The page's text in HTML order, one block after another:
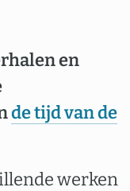
en
de tijd van de
werken